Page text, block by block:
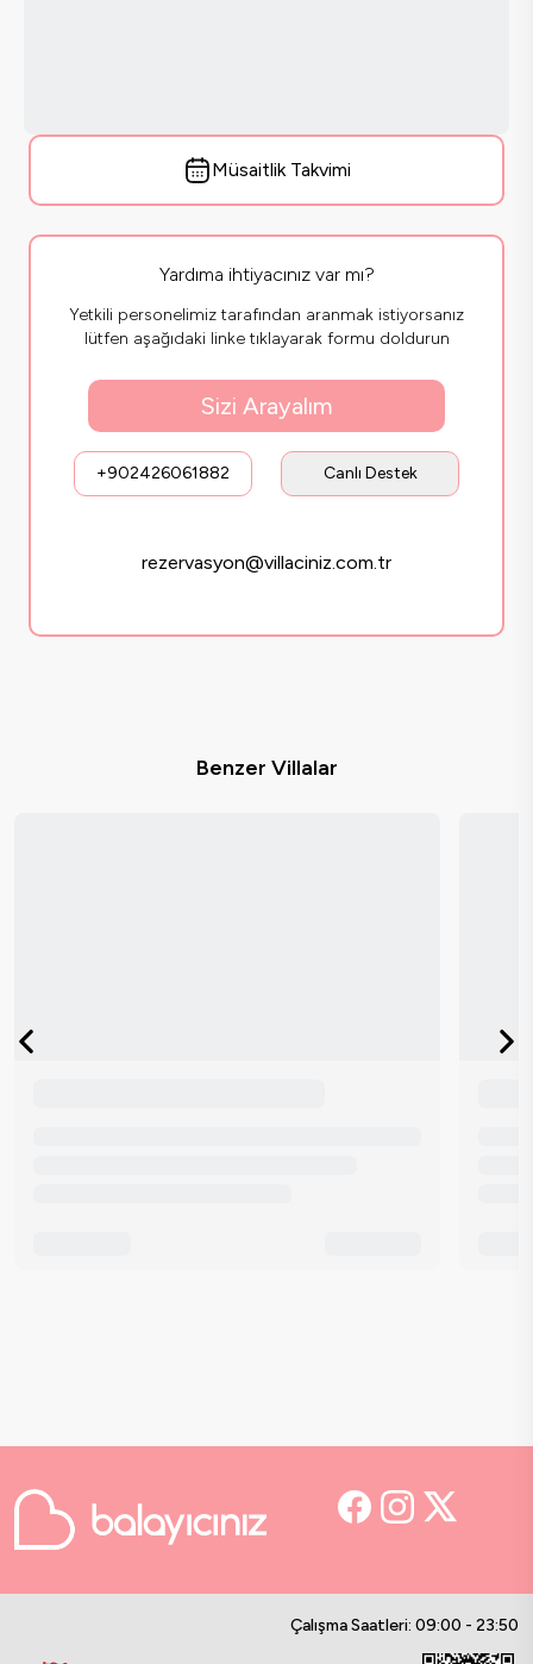
Müsaitlik Takvimi
Yardıma ihtiyacınız var mı?
Yetkili personelimiz tarafından aranmak istiyorsanız
lütfen aşağıdaki linke tıklayarak formu doldurun
Sizi Arayalım
+902426061882 Canlı Destek
rezervasyon@villaciniz.com.tr
Benzer Villalar
Çalışma Saatleri: 09:00 - 23:50